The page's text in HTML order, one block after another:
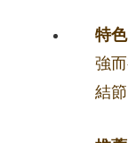
特色
強
結